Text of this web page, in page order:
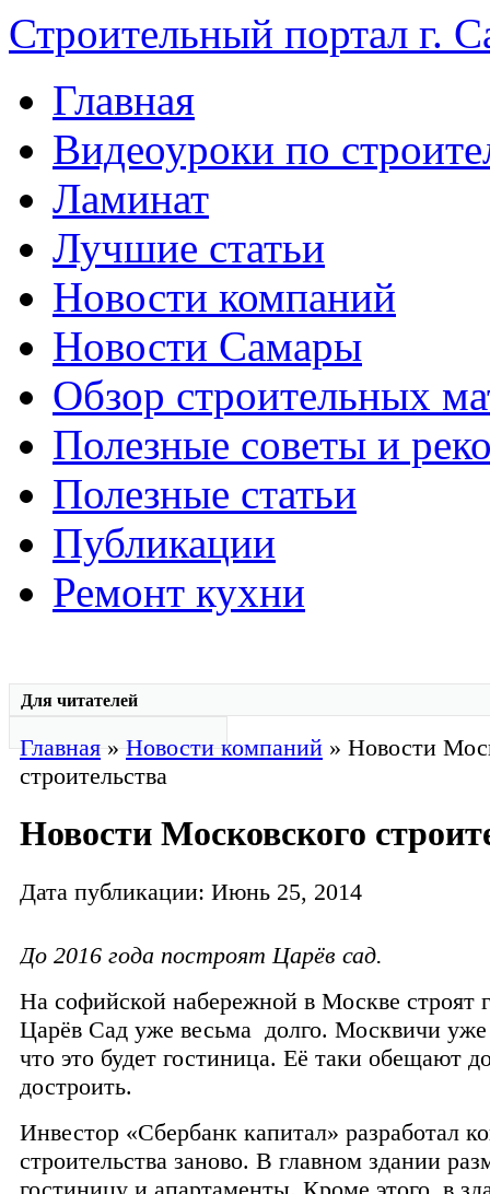
Строительный портал г.
Главная
Видеоуроки по
Ламинат
Лучшие статьи
Новости компаний
Новости Самары
Обзор строительных
Полезные советы и
Полезные статьи
Публикации
Ремонт кухни
Для читателей
Главная»Новости компаний » Новости
строительства
Новости Московского
Дата публикации: Июнь 25, 2014
До 2016 года построят Царёв сад.
На софийской набережной в Москве строят
Царёв Сад уже весьма долго. Москвичи
что это будет гостиница. Её таки обещают
достроить.
Инвестор «Сбербанк капитал» разработал
строительства заново. В главном здании